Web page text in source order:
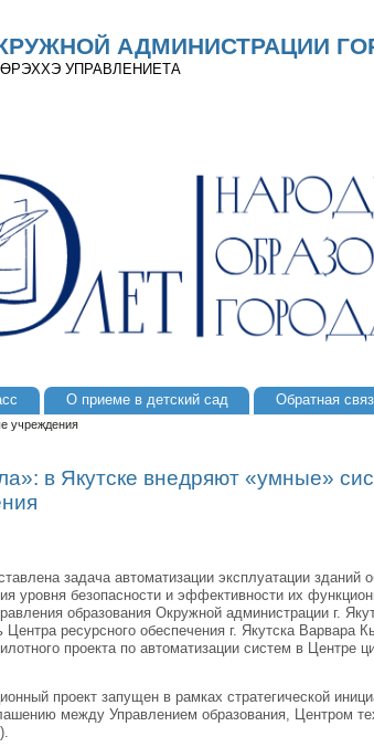
АДМИНИСТРАЦИИ
УПРАВЛЕНИЕТА
О приеме в детский сад Обратная
учреждения
в Якутске внедряют «умные»
задача автоматизации эксплуатации зданий
уровня безопасности и эффективности их
образования Окружной администрации г.
Центра ресурсного обеспечения г. Якутска Варвара
проекта по автоматизации систем в Центре
проект запущен в рамках стратегической
между Управлением образования, Центром